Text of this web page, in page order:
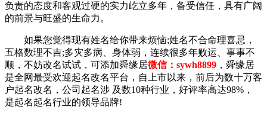
负责的态度和客观过硬的实力屹立多年，备受信任，具有广阔
的前景与旺盛的生命力。
如果您觉得现有姓名给你带来烦恼;姓名不合命理喜忌，
五格数理不吉;多灾多病、身体弱，连续很多年败运、事事不
顺，不妨改名试试，可添加舜缘居微信：sywh8899 ，舜缘居
是全网最受欢迎起名改名平台，自上市以来，前后为数十万客
户起名改名，公司起名涉 及数10种行业，好评率高达98%，
是起名起名行业的领导品牌!